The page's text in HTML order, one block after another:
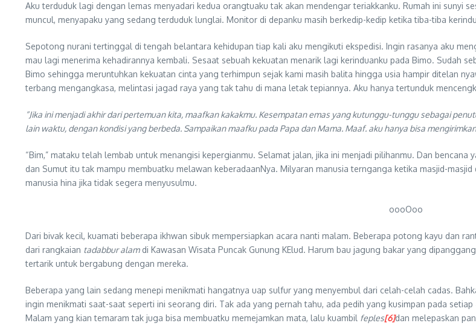
Aku terduduk lagi dengan lemas menyadari kedua orangtuaku tak akan mendengar teriakkanku. Rumah ini sunyi
muncul, menyapaku yang sedang terduduk lunglai. Monitor di depanku masih berkedip-kedip ketika tiba-tiba
Sepotong nurani tertinggal di tengah belantara kehidupan tiap kali aku mengikuti ekspedisi. Ingin rasanya aku
mau lagi menerima kehadirannya kembali. Sesaat sebuah kekuatan menarik lagi kerinduanku pada Bimo. Sudah
Bimo sehingga meruntuhkan kekuatan cinta yang terhimpun sejak kami masih balita hingga usia hampir ditelan
terbang mengangkasa, melintasi jagad raya yang tak tahu di mana letak tepiannya. Aku hanya tertunduk
“Jika ini menjadi akhir dari pertemuan kita, maafkan kakakmu. Kesempatan emas yang kutunggu-tunggu sebagai
lain waktu, dengan kondisi yang berbeda. Sampaikan maafku pada Papa dan Mama. Maaf. aku hanya bisa
“Bim,” mataku telah lembab untuk menangisi kepergianmu. Selamat jalan, jika ini menjadi pilihanmu. Dan
dan Sumut itu tak mampu membuatku melawan keberadaanNya. Milyaran manusia ternganga ketika masjid-
manusia hina jika tidak segera menyusulmu.
oooOoo
Dari bivak kecil, kuamati beberapa ikhwan sibuk mempersiapkan acara nanti malam. Beberapa potong kayu dan
dari rangkaian tadabbur alamdi Kawasan Wisata Puncak Gunung KElud. Harum bau jagung bakar yang
tertarik untuk bergabung dengan mereka.
Beberapa yang lain sedang menepi menikmati hangatnya uap sulfur yang menyembul dari celah-celah cadas.
ingin menikmati saat-saat seperti ini seorang diri. Tak ada yang pernah tahu, ada pedih yang kusimpan pada setiap
Malam yang kian temaram tak juga bisa membuatku memejamkan mata, lalu kuambil feples[6]dan melepaskan